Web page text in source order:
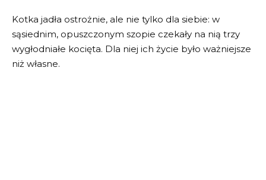
Kotka jadła ostrożnie, ale nie tylko dla siebie: w
sąsiednim, opuszczonym szopie czekały na nią trzy
wygłodniałe kocięta. Dla niej ich życie było ważniejsze
niż własne.